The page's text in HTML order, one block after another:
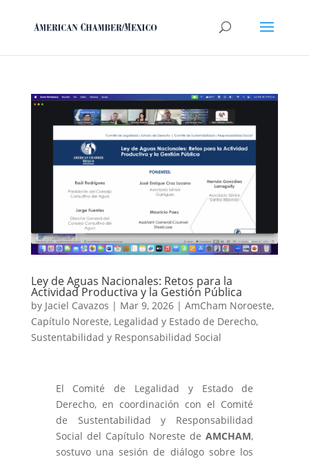
Ley de Aguas Nacionales: Retos para la
Actividad Productiva y la Gestión Pública
by Jaciel Cavazos | Mar 9, 2026| AmCham Noroeste,
Capítulo Noreste, Legalidad y Estado de Derecho,
Sustentabilidad y Responsabilidad Social
El Comité de Legalidad y Estado de
Derecho, en coordinación con el Comité
de Sustentabilidad y Responsabilidad
Social del Capítulo Noreste deAMCHAM,
sostuvo una sesión de diálogo sobre los